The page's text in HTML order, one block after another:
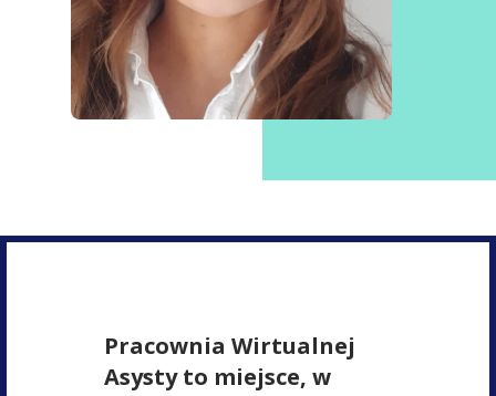
Pracownia Wirtualnej
Asysty to miejsce, w